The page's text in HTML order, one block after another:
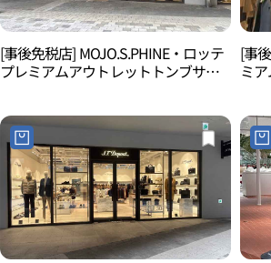
[事後免税店] MOJO.S.PHINE・ロッテ
プレミアムアウトレットトンブサン
[事
ミ